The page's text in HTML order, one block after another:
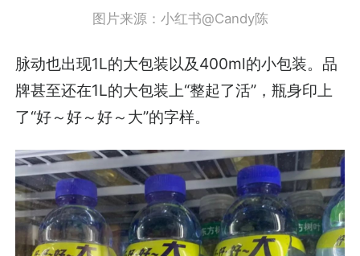
图片来源：小红书@Candy陈
脉动也出现1L的大包装以及400ml的小包装。品
牌甚至还在1L的大包装上“整起了活”，瓶身印上
了“好～好～好～大”的字样。